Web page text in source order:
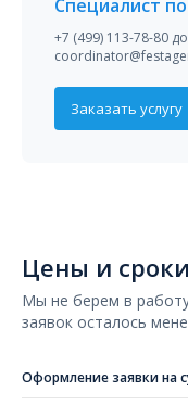
Специалист
+7 (499) 113-78-80
Заказать услугу
Цены и сроки
Мы не берем в
заявок осталось
Оформление заявки на